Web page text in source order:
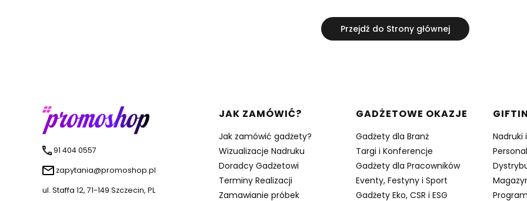
Przejdź do Strony głównej
91 404 0557
zapytania@promoshop.pl
ul. Staffa 12, 71-149 Szczecin, PL
Linki w stopce
JAK ZAMÓWIĆ?
Jak zamówić gadżety?
Wizualizacje Nadruku
Doradcy Gadżetowi
Terminy Realizacji
Zamawianie próbek
GADŻETOWE OKAZJE
Gadżety dla Branż
Targi i Konferencje
Gadżety dla Pracowników
Eventy, Festyny i Sport
Gadżety Eko, CSR i ESG
Nadruki